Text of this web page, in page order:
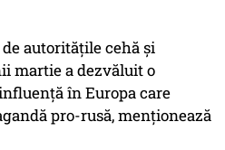
autoritățile cehă și
martie a dezvăluit o
în Europa care
pro-rusă, menționează